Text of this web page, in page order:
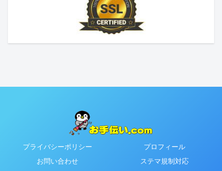
プライバシーポリシー
プロフィール
お問い合わせ
ステマ規制対応